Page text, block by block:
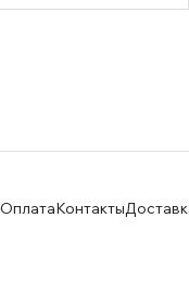
ОплатаКонтакты